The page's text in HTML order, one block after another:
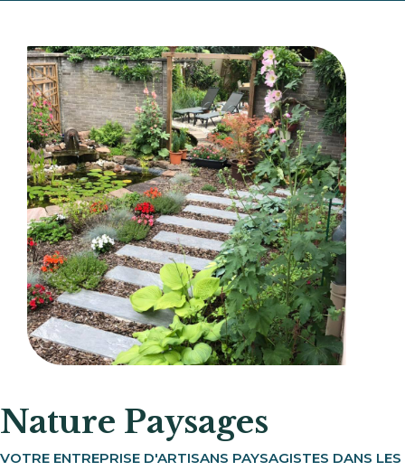
Nature Paysages
VOTRE ENTREPRISE D'ARTISANS PAYSAGISTES DANS LES